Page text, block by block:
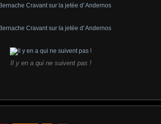
Il y en a qui ne suivent pas !